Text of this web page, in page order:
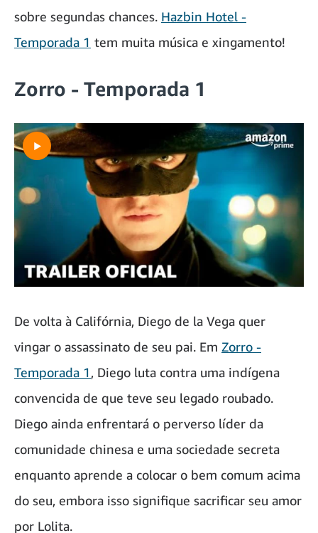
sobre segundas chances. Hazbin Hotel -
Temporada 1 tem muita música e xingamento!
Zorro - Temporada 1
De volta à Califórnia, Diego de la Vega quer
vingar o assassinato de seu pai. Em Zorro -
Temporada 1, Diego luta contra uma indígena
convencida de que teve seu legado roubado.
Diego ainda enfrentará o perverso líder da
comunidade chinesa e uma sociedade secreta
enquanto aprende a colocar o bem comum acima
do seu, embora isso signifique sacrificar seu amor
por Lolita.